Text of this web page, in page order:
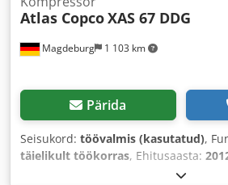
Magdeburg 1 103 km
Atlas CopcoXAS 67 DDG
Pärida
Seisukord: töövalmis (kasutatud),
täielikult töökorras, Ehitusaasta: